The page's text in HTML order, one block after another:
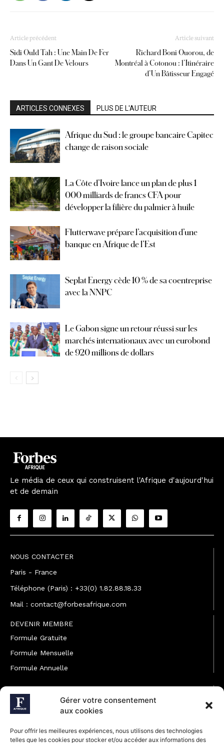
Gérer votre consentement
aux cookies
Pour offrir les meilleures expériences, nous utilisons des technologies
telles que les cookies pour stocker et/ou accéder aux informations des
Article précédent
Sidi Ould Tah : Une Main De Fer
Dans Un Gant De Velours
Article suivant
Richard Boni Ouorou, de
Montréal à Cotonou : l’Itinéraire
d’Un Bâtisseur Engagé
ARTICLES CONNEXES PLUS DE L'AUTEUR
Afrique du Sud : le groupe bancaire Capitec
change de raison sociale
La Côte d’Ivoire lance un plan de plus 1
000 milliards de francs CFA pour
développer la filière du palmier à huile
Flutterwave prépare l’acquisition d’une
banque en Afrique de l’Est
Seplat Energy cède 10 % de sa coentreprise
avec la NNPC
Le Gabon signe un retour réussi sur les
marchés internationaux avec un eurobond
de 920 millions de dollars
Le média de ceux qui construisent l'Afrique d'aujourd'hui
et de demain
NOUS CONTACTER
Paris - France
Téléphone (Paris) : +33(0) 1.82.88.18.33
Mail : contact@forbesafrique.com
DEVENIR MEMBRE
Formule Gratuite
Formule Mensuelle
Formule Annuelle
JOINDRE L'ÉQUIPE
Rédaction
Développement commercial